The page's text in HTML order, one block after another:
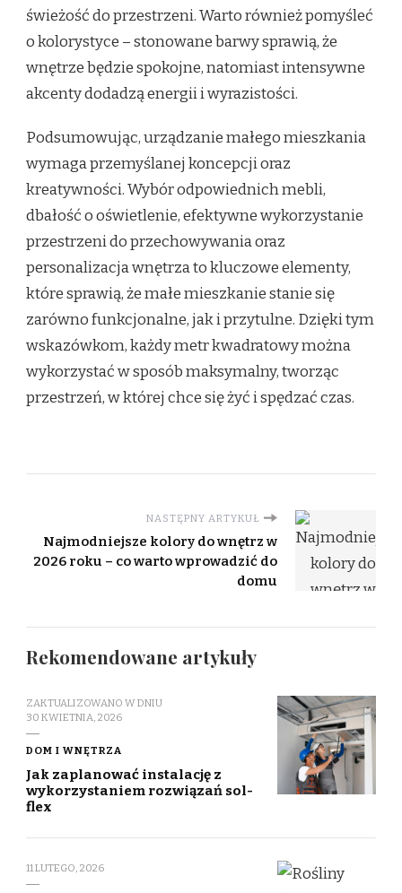
świeżość do przestrzeni. Warto również pomyśleć
o kolorystyce – stonowane barwy sprawią, że
wnętrze będzie spokojne, natomiast intensywne
akcenty dodadzą energii i wyrazistości.
Podsumowując, urządzanie małego mieszkania
wymaga przemyślanej koncepcji oraz
kreatywności. Wybór odpowiednich mebli,
dbałość o oświetlenie, efektywne wykorzystanie
przestrzeni do przechowywania oraz
personalizacja wnętrza to kluczowe elementy,
które sprawią, że małe mieszkanie stanie się
zarówno funkcjonalne, jak i przytulne. Dzięki tym
wskazówkom, każdy metr kwadratowy można
wykorzystać w sposób maksymalny, tworząc
przestrzeń, w której chce się żyć i spędzać czas.
NASTĘPNY ARTYKUŁ
Najmodniejsze kolory do wnętrz w
2026 roku – co warto wprowadzić do
domu
Rekomendowane artykuły
ZAKTUALIZOWANO W DNIU
30 KWIETNIA, 2026
DOM I WNĘTRZA
Jak zaplanować instalację z
wykorzystaniem rozwiązań sol-
flex
11 LUTEGO, 2026